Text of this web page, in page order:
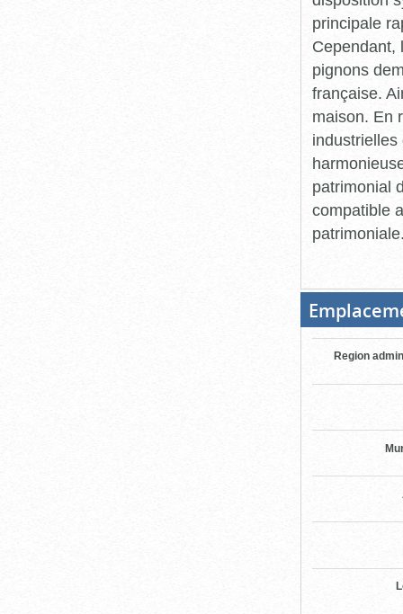
principale
Cependant,
pignons
française.
maison. En
patrimonial
compatible
Region